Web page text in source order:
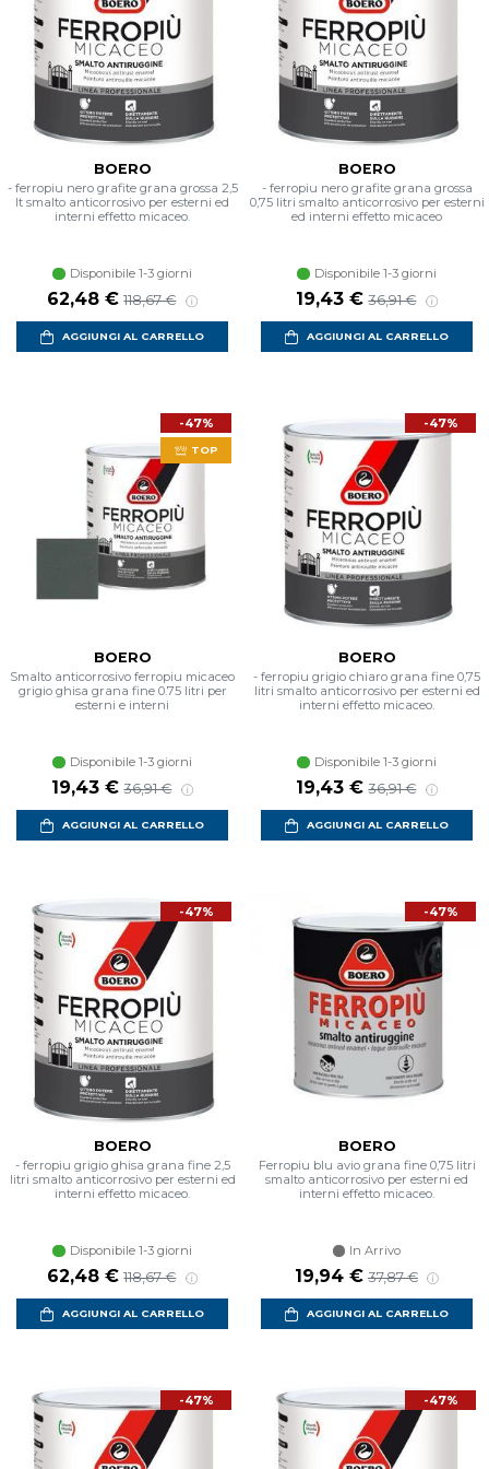
BOERO
- ferropiu nero grafite grana grossa 2,5
lt smalto anticorrosivo per esterni ed
interni effetto micaceo.
Disponibile 1-3 giorni
Prezzo scontato
62,48 € Prezzo di listino
118,67 €
AGGIUNGI AL CARRELLO
BOERO
- ferropiu nero grafite grana grossa
0,75 litri smalto anticorrosivo per esterni
ed interni effetto micaceo
Disponibile 1-3 giorni
Prezzo scontato
19,43 € Prezzo di listino
36,91 €
AGGIUNGI AL CARRELLO
-47%
TOP
BOERO
Smalto anticorrosivo ferropiu micaceo
grigio ghisa grana fine 0.75 litri per
esterni e interni
Disponibile 1-3 giorni
Prezzo scontato
19,43 € Prezzo di listino
36,91 €
AGGIUNGI AL CARRELLO
-47%
BOERO
- ferropiu grigio chiaro grana fine 0,75
litri smalto anticorrosivo per esterni ed
interni effetto micaceo.
Disponibile 1-3 giorni
Prezzo scontato
19,43 € Prezzo di listino
36,91 €
AGGIUNGI AL CARRELLO
-47%
BOERO
- ferropiu grigio ghisa grana fine 2,5
litri smalto anticorrosivo per esterni ed
interni effetto micaceo.
Disponibile 1-3 giorni
Prezzo scontato
62,48 € Prezzo di listino
118,67 €
AGGIUNGI AL CARRELLO
-47%
BOERO
Ferropiu blu avio grana fine 0,75 litri
smalto anticorrosivo per esterni ed
interni effetto micaceo.
In Arrivo
Prezzo scontato
19,94 € Prezzo di listino
37,87 €
AGGIUNGI AL CARRELLO
-47% -47%